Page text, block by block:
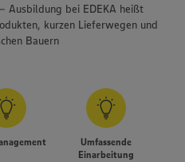
– Ausbildung bei EDEKA heißt
kurzen Lieferwegen und
Bauern
Umfassende
Einarbeitung